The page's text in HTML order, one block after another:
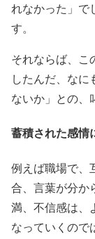
れなかった」で
す。
それならば、こ
したんだ、なに
ないか」との、
蓄積された感情
例えば職場で、
合、言葉が分か
満、不信感は、
なっていくので